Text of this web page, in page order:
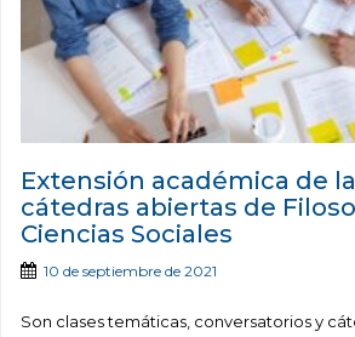
Extensión académica de la
cátedras abiertas de
Ciencias Sociales
10 de septiembre de 2021
Son clases temáticas, conversatorios y